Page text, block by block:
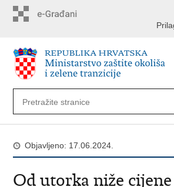
Objavljeno: 17.06.2024.
Od utorka niže